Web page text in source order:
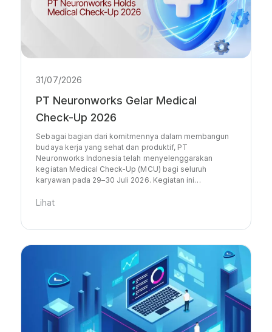
31/07/2026
PT Neuronworks Gelar Medical
Check-Up 2026
Sebagai bagian dari komitmennya dalam membangun
budaya kerja yang sehat dan produktif, PT
Neuronworks Indonesia telah menyelenggarakan
kegiatan Medical Check-Up (MCU) bagi seluruh
karyawan pada 29–30 Juli 2026. Kegiatan ini…
Lihat